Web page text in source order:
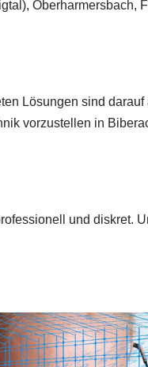
Oberharmersbach,
Lösungen sind
vorzustellen in
und diskret.